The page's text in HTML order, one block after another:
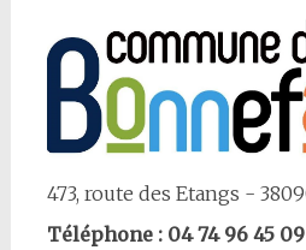
473, route des Etangs -
Téléphone : 04 74 96 45 09